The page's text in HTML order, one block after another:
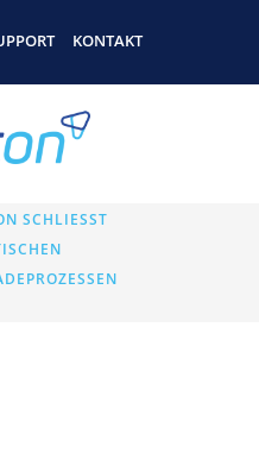
KONTAKT
SCHLIESST P
A
E